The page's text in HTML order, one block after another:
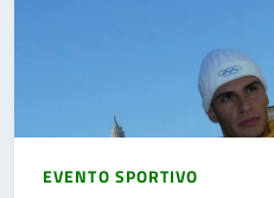
EVENTO SPORTIVO